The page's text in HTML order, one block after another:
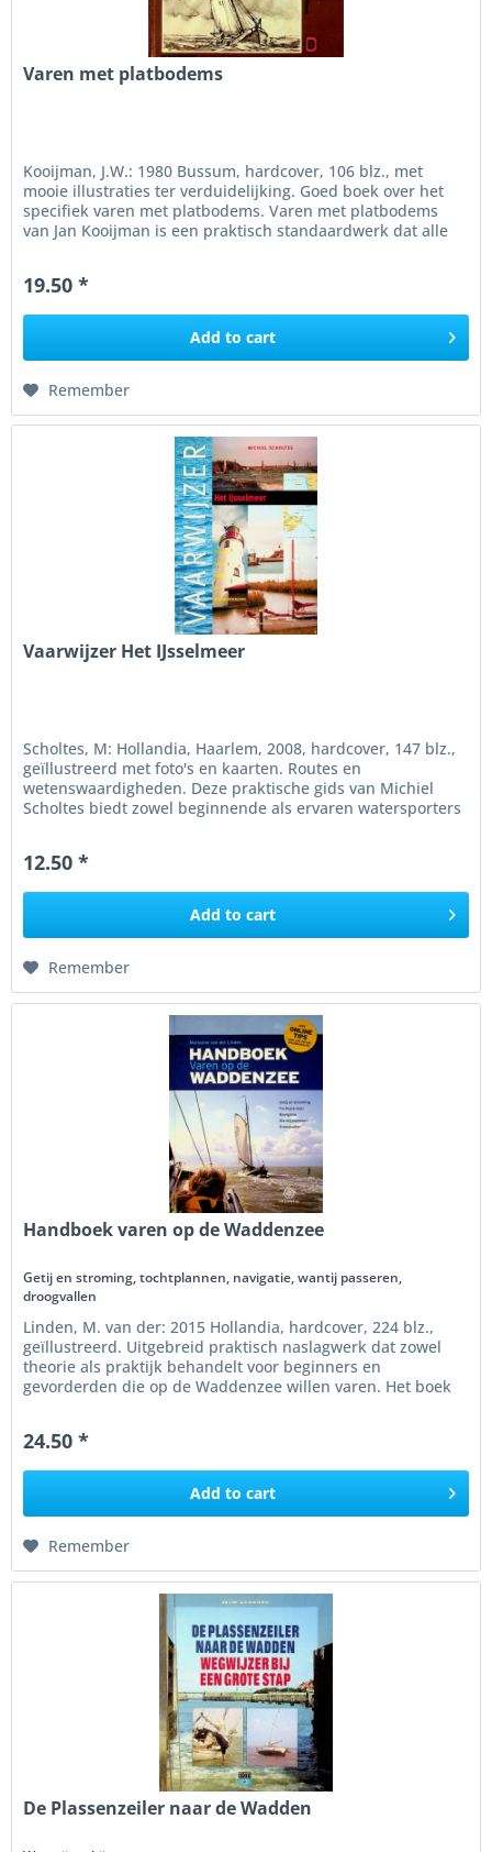
Varen met platbodems
Kooijman, J.W.: 1980 Bussum, hardcover, 106 blz., met
mooie illustraties ter verduidelijking. Goed boek over het
specifiek varen met platbodems. Varen met platbodems
van Jan Kooijman is een praktisch standaardwerk dat alle
19.50 *
Add to cart
Remember
Vaarwijzer Het IJsselmeer
Scholtes, M: Hollandia, Haarlem, 2008, hardcover, 147 blz.,
geïllustreerd met foto's en kaarten. Routes en
wetenswaardigheden. Deze praktische gids van Michiel
Scholtes biedt zowel beginnende als ervaren watersporters
12.50 *
Add to cart
Remember
Handboek varen op de Waddenzee
Getij en stroming, tochtplannen, navigatie, wantij passeren,
droogvallen
Linden, M. van der: 2015 Hollandia, hardcover, 224 blz.,
geïllustreerd. Uitgebreid praktisch naslagwerk dat zowel
theorie als praktijk behandelt voor beginners en
gevorderden die op de Waddenzee willen varen. Het boek
24.50 *
Add to cart
Remember
De Plassenzeiler naar de Wadden